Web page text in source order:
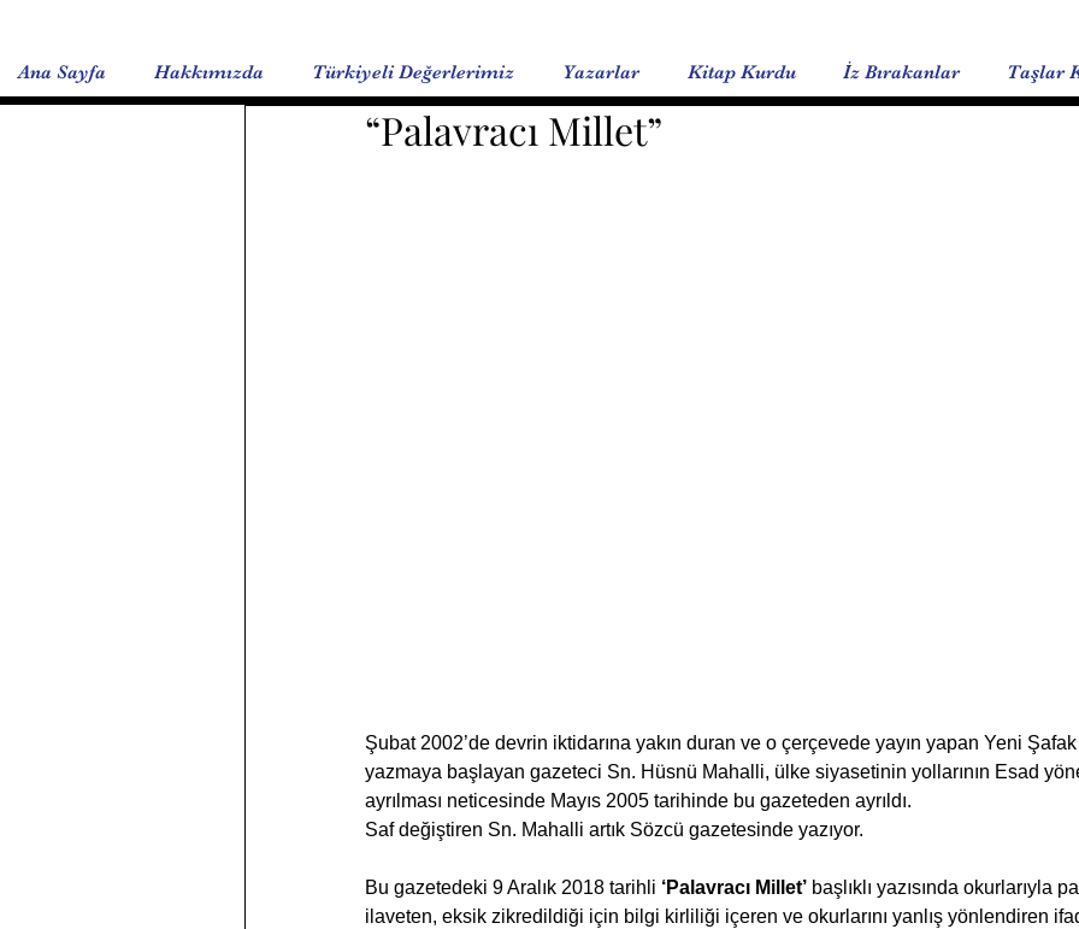
Ana Sayfa Hakkımızda Türkiyeli Değerlerimiz Yazarlar Kitap Kurdu İz Bırakanlar Taşlar
“Palavracı Millet”
Şubat 2002’de devrin iktidarına yakın duran ve o çerçevede yayın yapan Yeni
yazmaya başlayan gazeteci Sn. Hüsnü Mahalli, ülke siyasetinin yollarının Esad
ayrılması neticesinde Mayıs 2005 tarihinde bu gazeteden ayrıldı.
Saf değiştiren Sn. Mahalli artık Sözcü gazetesinde yazıyor.
Bu gazetedeki 9 Aralık 2018 tarihli ‘Palavracı Millet’ başlıklı yazısında okurlarıyla
ilaveten, eksik zikredildiği için bilgi kirliliği içeren ve okurlarını yanlış yönlendiren